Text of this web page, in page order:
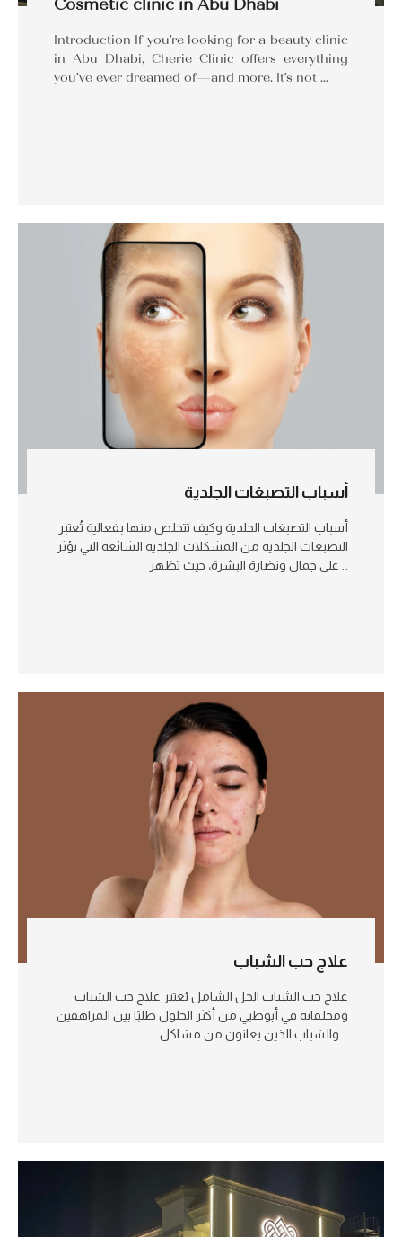
Cosmetic clinic in Abu Dhabi
Introduction If you’re looking for a beauty clinic
in Abu Dhabi, Cherie Clinic offers everything
you’ve ever dreamed of—and more. It’s not …
أسباب التصبغات الجلدية
أسباب التصبغات الجلدية وكيف تتخلص منها بفعالية تُعتبر
التصبغات الجلدية من المشكلات الجلدية الشائعة التي تؤثر
علاج حب الشباب
علاج حب الشباب الحل الشامل يُعتبر علاج حب الشباب
ومخلفاته في أبوظبي من أكثر الحلول طلبًا بين المراهقين